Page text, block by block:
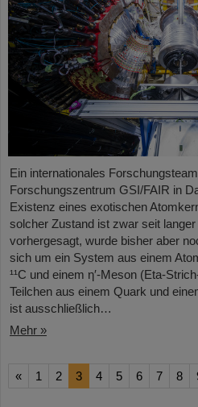
Ein internationales
Forschungszentrum GSI/FAIR in
Existenz eines exotischen
solcher Zustand ist zwar seit
vorhergesagt, wurde bisher aber
sich um ein System aus einem
¹¹C und einem η′‑Meson (Eta-
Teilchen aus einem Quark und
ist ausschließlich…
Mehr »
« 1 2 3 4 5 6 7 8